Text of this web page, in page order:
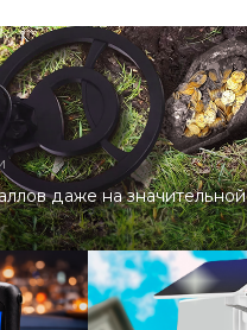
даже на значительной